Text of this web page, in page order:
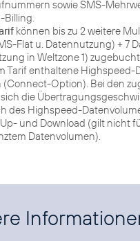
sowie SMS-
Billing.
können bis zu 2 weitere
Flat u. Datennutzung) + 7
in Weltzone 1)
Tarif enthaltene Highspeed-
(Connect-Option). Bei den
die
des Highspeed-
und Download (gilt nicht
Datenvolumen).